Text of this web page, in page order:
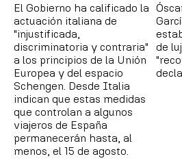
El Gobierno ha calificado la
actuación italiana de
"injustificada,
discriminatoria y contraria"
a los principios de la Unión
Europea y del espacio
Schengen. Desde Italia
indican que estas medidas
que controlan a algunos
viajeros de España
permanecerán hasta, al
menos, el 15 de agosto.
de